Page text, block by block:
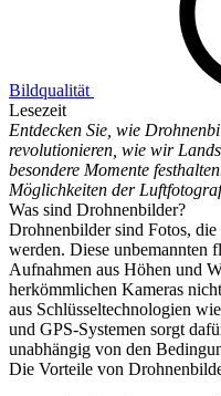
Bildqualität
Lesezeit
Entdecken Sie, wie
revolutionieren, wie wir
besondere Momente
Möglichkeiten der
Was sind Drohnenbilder?
Drohnenbilder sind Fotos,
werden. Diese unbemannten
Aufnahmen aus Höhen und
herkömmlichen Kameras
aus Schlüsseltechnologien
und GPS-Systemen sorgt
unabhängig von den
Die Vorteile von